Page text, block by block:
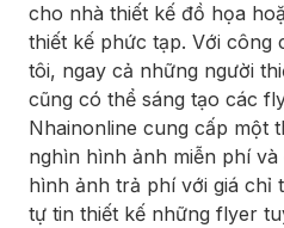
cho nhà thiết kế đồ họa
thiết kế phức tạp. Với công
tôi, ngay cả những người
cũng có thể sáng tạo các
Nhainonline cung cấp một
nghìn hình ảnh miễn phí
hình ảnh trả phí với giá chỉ
tự tin thiết kế những flyer